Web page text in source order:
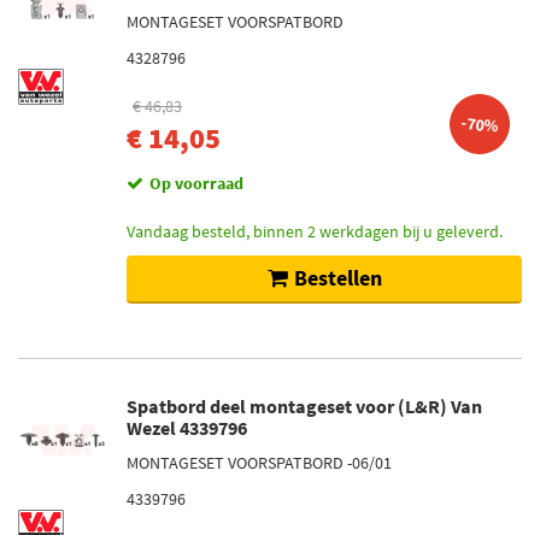
MONTAGESET VOORSPATBORD
4328796
€ 46,83
€ 14,05 -70%
Op voorraad
Vandaag besteld, binnen 2 werkdagen bij u geleverd.
Bestellen
Spatbord deel montageset voor (L&R) Van
Wezel 4339796
MONTAGESET VOORSPATBORD -06/01
4339796